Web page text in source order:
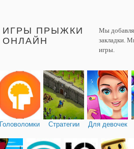
ИГРЫ ПРЫЖКИ
ОНЛАЙН
Мы
закладки.
игры.
Головоломки Стратегии Для девочек